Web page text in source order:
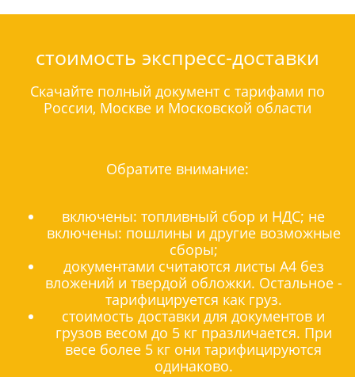
стоимость экспресс-доставки
Скачайте полный документ с тарифами по
России, Москве и Московской области
Обратите внимание:
включены: топливный сбор и НДС; не
включены: пошлины и другие возможные
сборы;
документами считаются листы А4 без
вложений и твердой обложки. Остальное -
тарифицируется как груз.
стоимость доставки для документов и
грузов весом до 5 кг празличается. При
весе более 5 кг они тарифицируются
одинаково.